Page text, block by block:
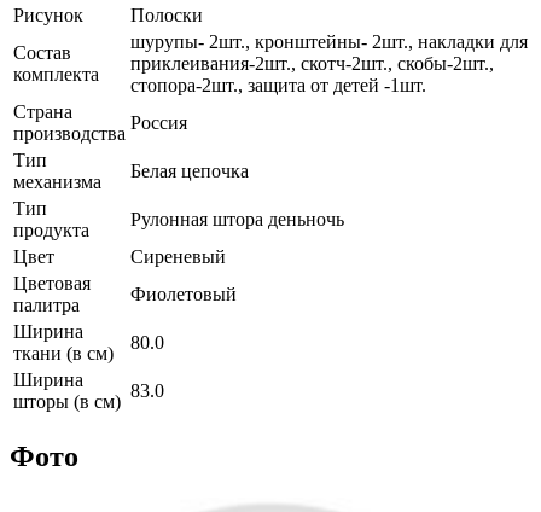
Рисунок
Полоски
Состав
комплекта
шурупы- 2шт., кронштейны- 2шт., накладки для
приклеивания-2шт., скотч-2шт., скобы-2шт.,
стопора-2шт., защита от детей -1шт.
Страна
производства
Россия
Тип
механизма
Белая цепочка
Тип
продукта
Рулонная штора деньночь
Цвет
Сиреневый
Цветовая
палитра
Фиолетовый
Ширина
ткани (в см)
80.0
Ширина
шторы (в см)
83.0
Фото